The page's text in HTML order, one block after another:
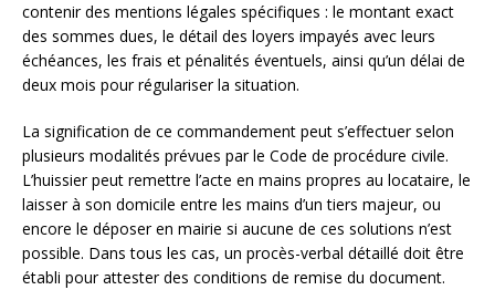
contenir des mentions légales spécifiques : le montant exact
des sommes dues, le détail des loyers impayés avec leurs
échéances, les frais et pénalités éventuels, ainsi qu’un délai de
deux mois pour régulariser la situation.
La signification de ce commandement peut s’effectuer selon
plusieurs modalités prévues par le Code de procédure civile.
L’huissier peut remettre l’acte en mains propres au locataire, le
laisser à son domicile entre les mains d’un tiers majeur, ou
encore le déposer en mairie si aucune de ces solutions n’est
possible. Dans tous les cas, un procès-verbal détaillé doit être
établi pour attester des conditions de remise du document.